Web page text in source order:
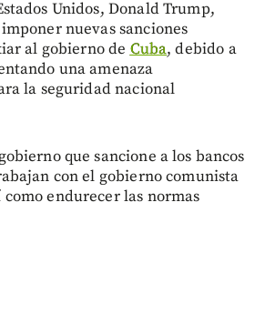
Unidos, Donald Trump,
nuevas sanciones
al gobierno de Cuba, debido a
una amenaza
la seguridad nacional
que sancione a los bancos
con el gobierno comunista
endurecer las normas